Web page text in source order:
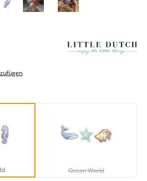
World
Ocean World
Ocean World
(Diese Option ist